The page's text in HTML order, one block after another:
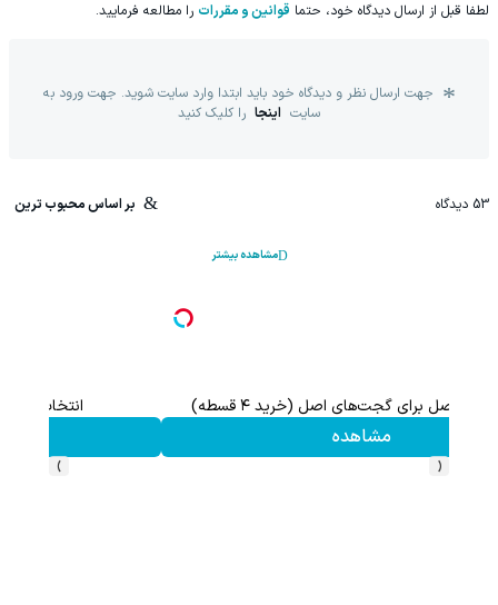
لطفا قبل از ارسال دیدگاه خود، حتما قوانین و مقررات را مطالعه فرمایید.
جهت ارسال نظر و دیدگاه خود باید ابتدا وارد سایت شوید. جهت ورود به
سایت اینجا را کلیک کنید
53 دیدگاه بر اساس محبوب ترین
مشاهده بیشتر
بیشتر) خرید قسطی ساعت‌های محبوب در پوزیترون
‹
›